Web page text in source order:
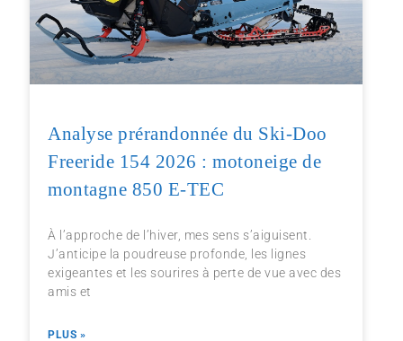
Analyse prérandonnée du Ski-Doo
Freeride 154 2026 : motoneige de
montagne 850 E-TEC
À l’approche de l’hiver, mes sens s’aiguisent.
J’anticipe la poudreuse profonde, les lignes
exigeantes et les sourires à perte de vue avec des
amis et
PLUS »